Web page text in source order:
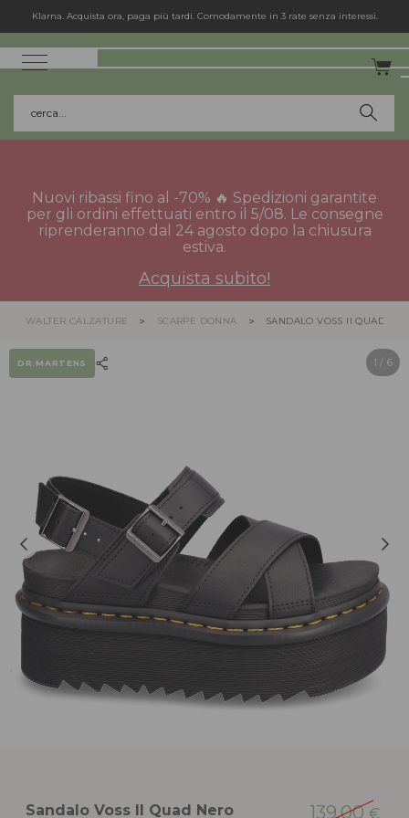
Spedizione gratuita in Italia per gli ordini superiori a 75€.
cerca...
Nuovi ribassi fino al -70% 🔥 Spedizioni garantite
per gli ordini effettuati entro il 5/08. Le consegne
riprenderanno dal 24 agosto dopo la chiusura
estiva.
Acquista subito!
WALTER CALZATURE SCARPE DONNA SANDALO VOSS II QUAD
1 / 6
DR.MARTENS
Sandalo Voss II Quad Nero 139,00€